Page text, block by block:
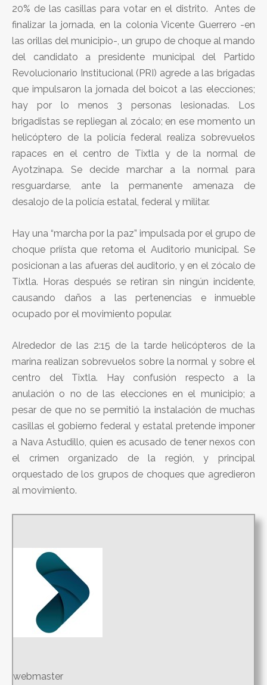
20% de las casillas para votar en el distrito. Antes de
finalizar la jornada, en la colonia Vicente Guerrero -en
las orillas del municipio-, un grupo de choque al mando
del candidato a presidente municipal del Partido
Revolucionario Institucional (PRI) agrede a las brigadas
que impulsaron la jornada del boicot a las elecciones;
hay por lo menos 3 personas lesionadas. Los
brigadistas se repliegan al zócalo; en ese momento un
helicóptero de la policía federal realiza sobrevuelos
rapaces en el centro de Tixtla y de la normal de
Ayotzinapa. Se decide marchar a la normal para
resguardarse, ante la permanente amenaza de
desalojo de la policía estatal, federal y militar.
Hay una “marcha por la paz” impulsada por el grupo de
choque priísta que retoma el Auditorio municipal. Se
posicionan a las afueras del auditorio, y en el zócalo de
Tixtla. Horas después se retiran sin ningún incidente,
causando daños a las pertenencias e inmueble
ocupado por el movimiento popular.
Alrededor de las 2:15 de la tarde helicópteros de la
marina realizan sobrevuelos sobre la normal y sobre el
centro del Tixtla. Hay confusión respecto a la
anulación o no de las elecciones en el municipio; a
pesar de que no se permitió la instalación de muchas
casillas el gobierno federal y estatal pretende imponer
a Nava Astudillo, quien es acusado de tener nexos con
el crimen organizado de la región, y principal
orquestado de los grupos de choques que agredieron
al movimiento.
webmaster